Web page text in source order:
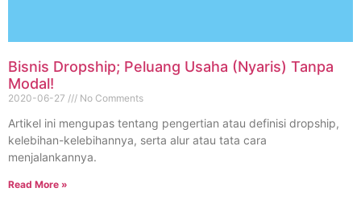
Bisnis Dropship; Peluang Usaha (Nyaris) Tanpa
Modal!
2020-06-27 No Comments
Artikel ini mengupas tentang pengertian atau definisi dropship,
kelebihan-kelebihannya, serta alur atau tata cara
menjalankannya.
Read More »